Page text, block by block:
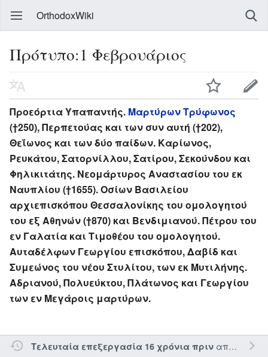
OrthodoxWiki
Πρότυπο:1 Φεβρουάριος
Προεόρτια Υπαπαντής. Μαρτύρων Τρύφωνος
(†250), Περπετούας και των συν αυτή (†202),
Θεΐωνος και των δύο παίδων. Καρίωνος,
Ρευκάτου, Σατορνίλλου, Σατίρου, Σεκούνδου και
Φηλικιτάτης. Νεομάρτυρος Αναστασίου του εκ
Ναυπλίου (†1655). Οσίων Βασιλείου
αρχιεπισκόπου Θεσσαλονίκης του ομολογητού
του εξ Αθηνών (†870) και Βενδιμιανού. Πέτρου του
εν Γαλατία και Τιμοθέου του ομολογητού.
Αυταδέλφων Γεωργίου επισκόπου, Δαβίδ και
Συμεώνος του νέου Στυλίτου, των εκ Μυτιλήνης.
Αδριανού, Πολυεύκτου, Πλάτωνος και Γεωργίου
των εν Μεγάροις μαρτύρων.
Τελευταία επεξεργασία 16 χρόνια πριναπό τον την